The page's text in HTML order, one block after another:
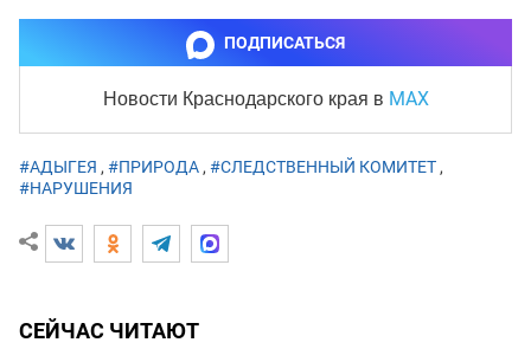
ПОДПИСАТЬСЯ
Новости Краснодарского края в MAX
#АДЫГЕЯ , #ПРИРОДА, #СЛЕДСТВЕННЫЙ КОМИТЕТ,
#НАРУШЕНИЯ
СЕЙЧАС ЧИТАЮТ